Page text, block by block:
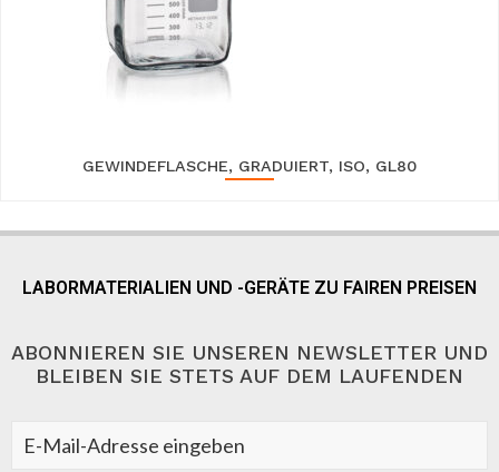
GEWINDEFLASCHE, GRADUIERT, ISO, GL80
LABORMATERIALIEN UND -GERÄTE ZU FAIREN PREISEN
ABONNIEREN SIE UNSEREN NEWSLETTER UND
BLEIBEN SIE STETS AUF DEM LAUFENDEN